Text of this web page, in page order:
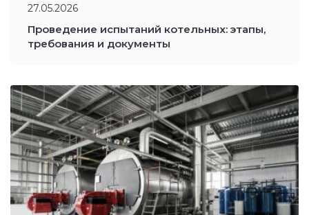
27.05.2026
Проведение испытаний котельных: этапы,
требования и документы